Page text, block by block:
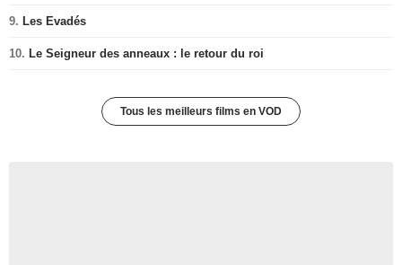
9. Les Evadés
10. Le Seigneur des anneaux : le retour du roi
Tous les meilleurs films en VOD